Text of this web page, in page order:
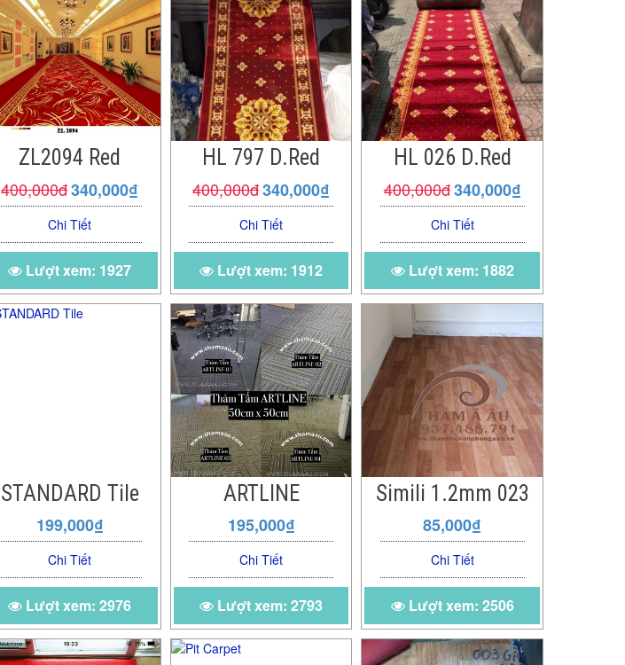
ZL2094 Red
400,000đ340,000₫
Chi Tiết
Lượt xem: 1927
HL 797 D.Red
400,000đ340,000₫
Chi Tiết
Lượt xem: 1912
HL 026 D.Red
400,000đ340,000₫
Chi Tiết
Lượt xem: 1882
STANDARD Tile
199,000₫
Chi Tiết
Lượt xem: 2976
ARTLINE
195,000₫
Chi Tiết
Lượt xem: 2793
Simili 1.2mm 023
85,000₫
Chi Tiết
Lượt xem: 2506